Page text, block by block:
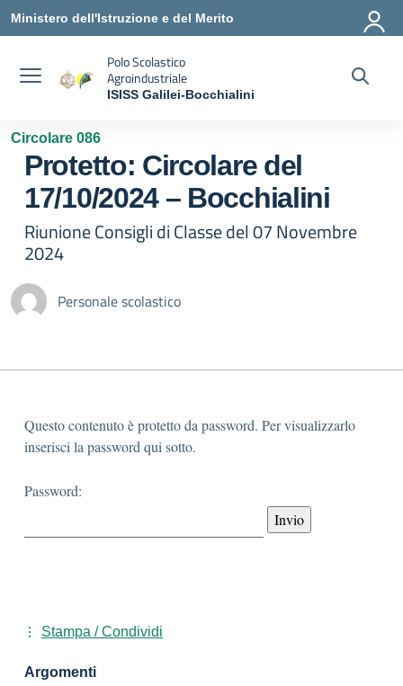
Ministero dell'Istruzione e del Merito
Polo Scolastico
Agroindustriale
ISISS Galilei-Bocchialini
Circolare 086
Protetto: Circolare del
17/10/2024 – Bocchialini
Riunione Consigli di Classe del 07 Novembre
2024
Personale scolastico
Questo contenuto è protetto da password. Per visualizzarlo
inserisci la password qui sotto.
Password:
Stampa / Condividi
Argomenti